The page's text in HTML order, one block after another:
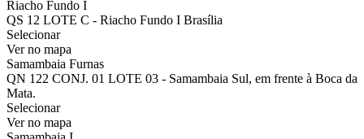
Riacho Fundo I
QS 12 LOTE C - Riacho Fundo I Brasília
Selecionar
Ver no mapa
Samambaia Furnas
QN 122 CONJ. 01 LOTE 03 - Samambaia Sul, em frente à Boca da
Mata.
Selecionar
Ver no mapa